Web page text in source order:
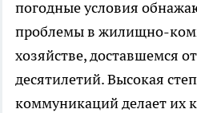
погодные условия
проблемы в жилищно-
хозяйстве, доставшемся
десятилетий. Высокая
коммуникаций делает их